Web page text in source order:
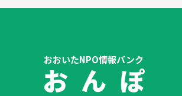
おおいたNPO情報バンク
お ん ぽ